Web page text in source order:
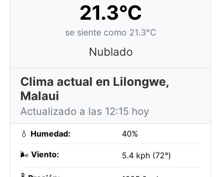
21.3°C
se siente como 21.3°C
Nublado
Clima actual en Lilongwe,
Malaui
Actualizado a las 12:15 hoy
💧 Humedad: 40%
🌬️ Viento: 5.4 kph (72°)